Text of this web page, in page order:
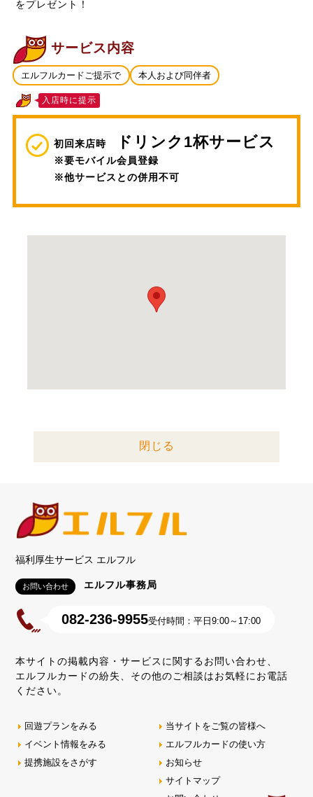
をプレゼント！
サービス内容
エルフルカードご提示で 本人および同伴者
入店時に提示
初回来店時 ドリンク1杯サービス
※要モバイル会員登録
※他サービスとの併用不可
閉じる
福利厚生サービス エルフル
お問い合わせ エルフル事務局
082-236-9955受付時間：平日9:00～17:00
本サイトの掲載内容・サービスに関するお問い合わせ、
エルフルカードの紛失、その他のご相談はお気軽にお電話
ください。
回遊プランをみる
イベント情報をみる
提携施設をさがす
当サイトをご覧の皆様へ
エルフルカードの使い方
お知らせ
サイトマップ